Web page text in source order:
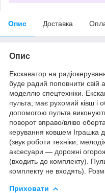
Опис Доставка
Опис
Екскаватор на
буде радий поповнити свій
моделлю спецтехніки.
пульта, має рухомий ківш і
допомогою пульта
поворот вправо/вліво
керування ковшем Іграшка
(звук роботи техніки,
аксесуари — дорожні
(входить до комплекту).
комплекту не входять).
Приховати